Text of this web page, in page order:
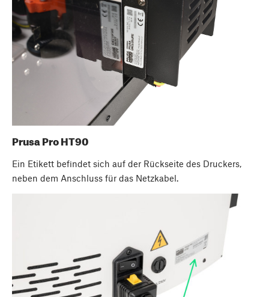
Prusa Pro HT90
Ein Etikett befindet sich auf der Rückseite des Druckers,
neben dem Anschluss für das Netzkabel.